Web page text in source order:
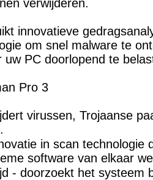
verwijderen.
innovatieve
om snel malware te
uw PC doorlopend te
Pro 3
virussen, Trojaanse
in scan technologie
software van elkaar
- doorzoekt het systeem